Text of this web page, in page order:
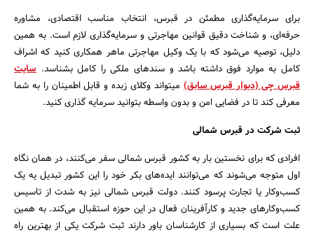
برای سرمایه‌گذاری مطمئن در قبرس، انتخاب مناسب اقتصادی، مشاوره
حرفه‌ای، و شناخت دقیق قوانین مهاجرتی و سرمایه‌گذاری لازم است. به همین
دلیل، توصیه می‌شود که با یک وکیل مهاجرتی ماهر همکاری کنید که اشراف
کامل به موارد فوق داشته باشد و سندهای ملکی را کامل بشناسد. سایت
قبرس چی (دیوار قبرس سابق)میتواند وکلای زبده و قابل اطمینان را به شما
معرفی کند تا در فضایی امن و بدون واسطه بتوانید سرمایه گذاری کنید.
ثبت شرکت در قبرس شمالی
افرادی که برای نخستین بار به کشور قبرس شمالی سفر می‌کنند، در همان نگاه
اول متوجه می‌شوند که می‌توانند ایده‌های بکر خود را این کشور تبدیل یه یک
کسب‌وکار یا تجارت پرسود کنند. دولت قبرس شمالی نیز به شدت از تاسیس
کسب‌وکارهای جدید و کارآفرینان فعال در این حوزه استقبال می‌کند. به همین
علت است که بسیاری از کارشناسان باور دارند ثبت شرکت یکی از بهترین راه